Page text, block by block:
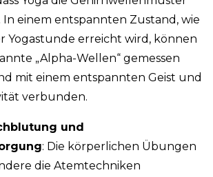
einem entspannten Zustand, wie
Yogastunde erreicht wird, können
„Alpha-Wellen“ gemessen
mit einem entspannten Geist und
verbunden.
und
: Die körperlichen Übungen
die Atemtechniken